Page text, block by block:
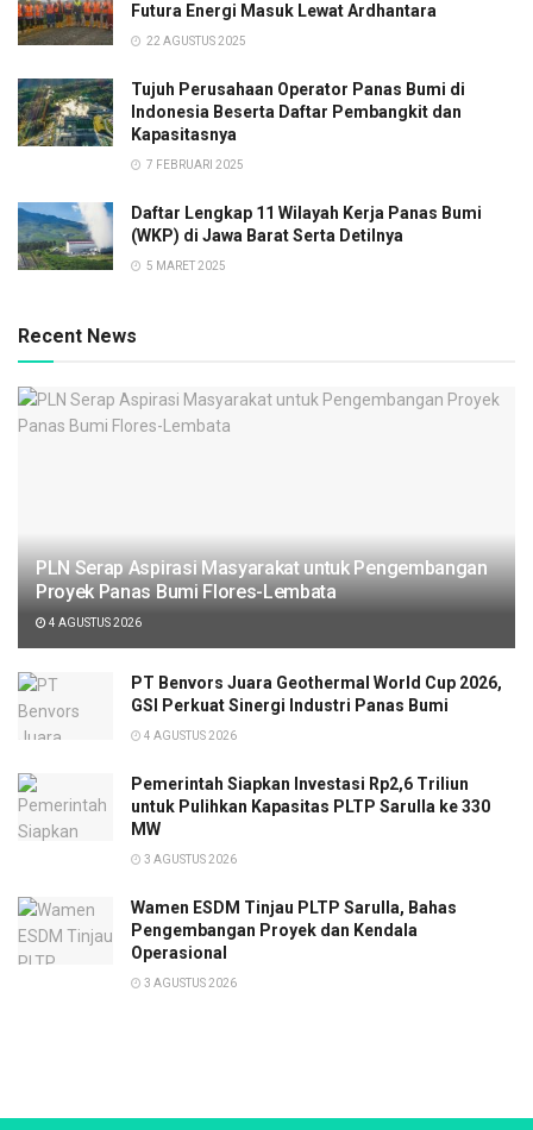
Futura Energi Masuk Lewat Ardhantara
22 AGUSTUS 2025
Tujuh Perusahaan Operator Panas Bumi di
Indonesia Beserta Daftar Pembangkit dan
Kapasitasnya
7 FEBRUARI 2025
Daftar Lengkap 11 Wilayah Kerja Panas Bumi
(WKP) di Jawa Barat Serta Detilnya
5 MARET 2025
Recent News
PLN Serap Aspirasi Masyarakat untuk Pengembangan
Proyek Panas Bumi Flores-Lembata
4 AGUSTUS 2026
PT Benvors Juara Geothermal World Cup 2026,
GSI Perkuat Sinergi Industri Panas Bumi
4 AGUSTUS 2026
Pemerintah Siapkan Investasi Rp2,6 Triliun
untuk Pulihkan Kapasitas PLTP Sarulla ke 330
MW
3 AGUSTUS 2026
Wamen ESDM Tinjau PLTP Sarulla, Bahas
Pengembangan Proyek dan Kendala
Operasional
3 AGUSTUS 2026